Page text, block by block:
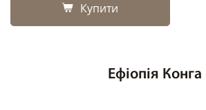
Купити
Ефіопія Конга